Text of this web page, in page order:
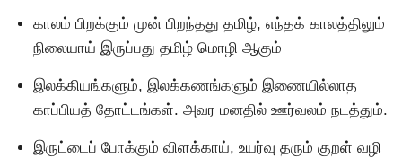
காலம் பிறக்கும் முன் பிறந்தது தமிழ், எந்தக் காலத்திலும்
நிலையாய் இருப்பது தமிழ் மொழி ஆகும்
இலக்கியங்களும், இலக்கணங்களும் இணையில்லாத
காப்பியத் தோட்டங்கள். அவர மனதில் ஊர்வலம் நடத்தும்.
இருட்டைப் போக்கும் விளக்காய், உயர்வு தரும் குறள் வழி